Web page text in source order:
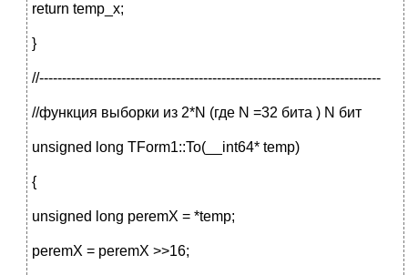
return temp_x;
}
//---------------------------------------------------------------------------
//функция выборки из 2*N (где N =32 бита ) N бит
unsigned long TForm1::To(__int64* temp)
{
unsigned long peremX = *temp;
peremX = peremX >>16;